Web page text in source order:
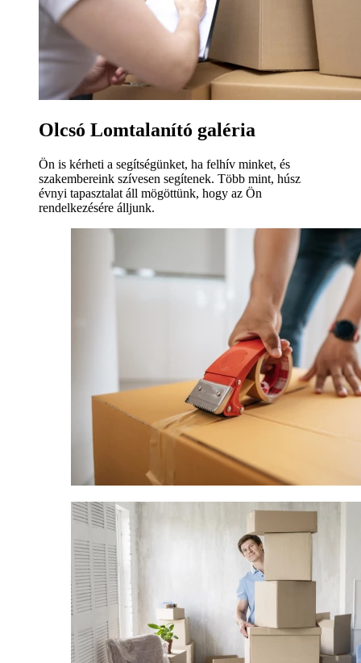
Olcsó Lomtalanító galéria
Ön is kérheti a segítségünket, ha felhív minket, és
szakembereink szívesen segítenek. Több mint, húsz
évnyi tapasztalat áll mögöttünk, hogy az Ön
rendelkezésére álljunk.